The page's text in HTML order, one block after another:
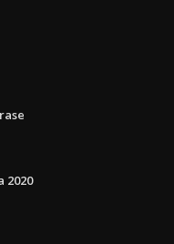
2020